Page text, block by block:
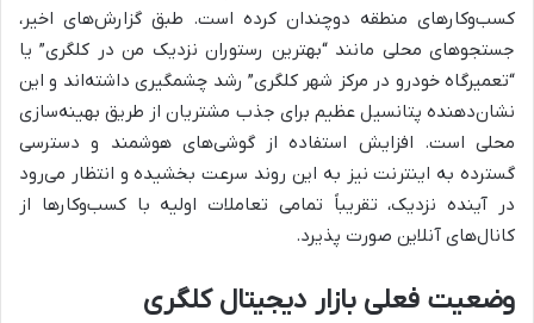
کسب‌وکارهای منطقه دوچندان کرده است. طبق گزارش‌های اخیر،
جستجوهای محلی مانند “بهترین رستوران نزدیک من در کلگری” یا
“تعمیرگاه خودرو در مرکز شهر کلگری” رشد چشمگیری داشته‌اند و این
نشان‌دهنده پتانسیل عظیم برای جذب مشتریان از طریق بهینه‌سازی
محلی است. افزایش استفاده از گوشی‌های هوشمند و دسترسی
گسترده به اینترنت نیز به این روند سرعت بخشیده و انتظار می‌رود
در آینده نزدیک، تقریباً تمامی تعاملات اولیه با کسب‌وکارها از
کانال‌های آنلاین صورت پذیرد.
وضعیت فعلی بازار دیجیتال کلگری